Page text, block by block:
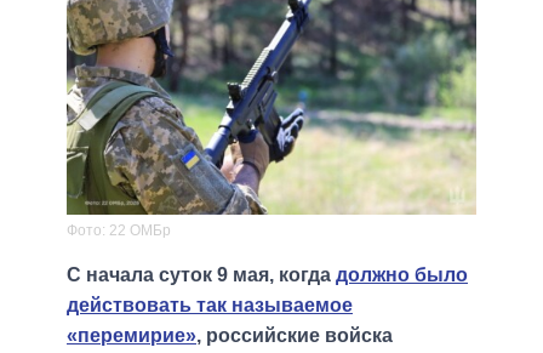
Фото: 22 ОМБр
С начала суток 9 мая, когда должно было
действовать так называемое
«перемирие», российские войска